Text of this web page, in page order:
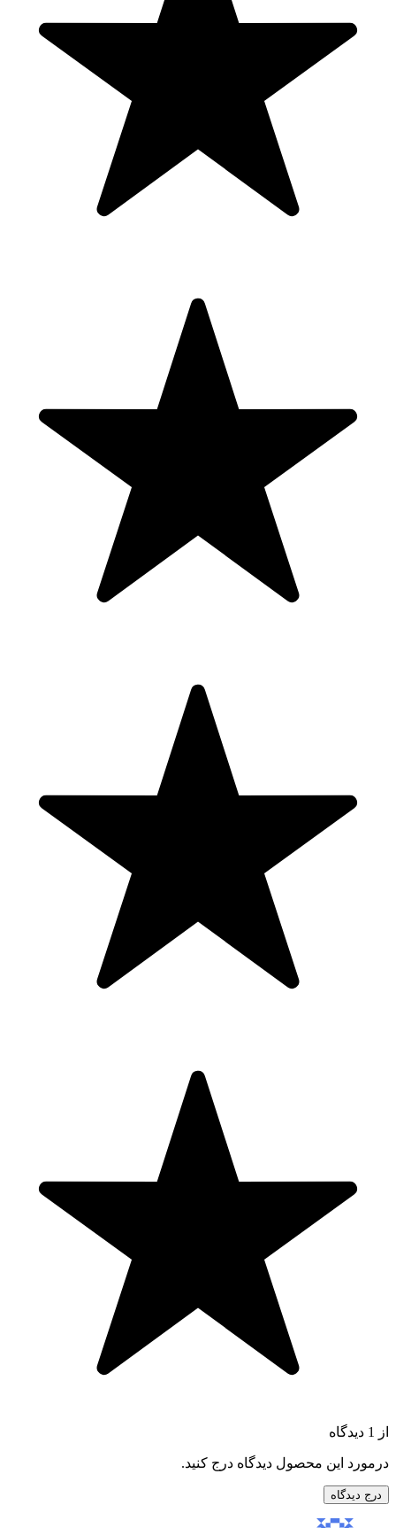
از 1 دیدگاه
درمورد این محصول دیدگاه درج کنید.
درج دیدگاه